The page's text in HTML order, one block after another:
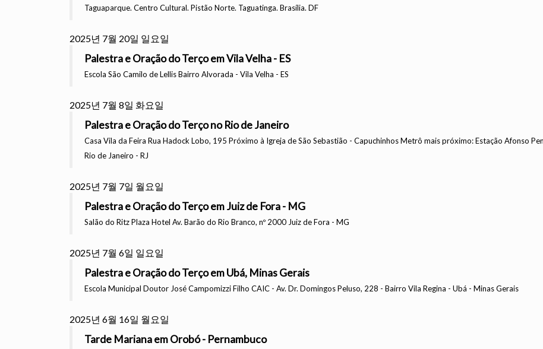
Taguaparque. Centro Cultural. Pistão Norte. Taguatinga. Brasília. DF
2025년 7월 20일 일요일
Palestra e Oração do Terço em Vila Velha - ES
Escola São Camilo de Lellis Bairro Alvorada - Vila Velha - ES
2025년 7월 8일 화요일
Palestra e Oração do Terço no Rio de Janeiro
Casa Vila da Feira Rua Hadock Lobo, 195 Próximo à Igreja de São Sebastião - Capuchinhos Metrô mais próximo: Estação Afonso
Rio de Janeiro - RJ
2025년 7월 7일 월요일
Palestra e Oração do Terço em Juiz de Fora - MG
Salão do Ritz Plaza Hotel Av. Barão do Rio Branco, nº 2000 Juiz de Fora - MG
2025년 7월 6일 일요일
Palestra e Oração do Terço em Ubá, Minas Gerais
Escola Municipal Doutor José Campomizzi Filho CAIC - Av. Dr. Domingos Peluso, 228 - Bairro Vila Regina - Ubá - Minas Gerais
2025년 6월 16일 월요일
Tarde Mariana em Orobó - Pernambuco